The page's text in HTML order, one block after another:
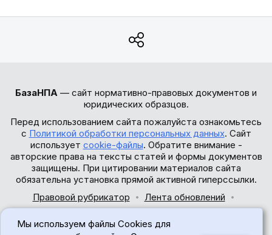
БазаНПА — сайт нормативно-правовых документов и
юридических образцов.
Перед использованием сайта пожалуйста ознакомьтесь
с Политикой обработки персональных данных. Сайт
использует cookie-файлы. Обратите внимание -
авторские права на тексты статей и формы документов
защищены. При цитировании материалов сайта
обязательна установка прямой активной гиперссылки.
Правовой рубрикатор
Лента обновлений
© 2017-2026
Мы используем файлы Cookies для